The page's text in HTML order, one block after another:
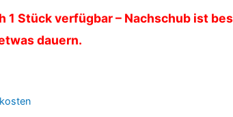
1 Stück verfügbar – Nachschub ist
dauern.